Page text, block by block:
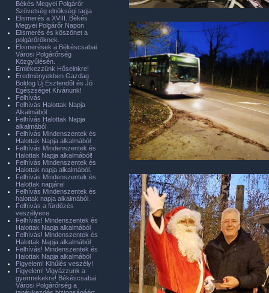
Békés Megyei Polgárőr
Szövetség elnökségi tagja
Elismerés a XVIII. Békés
Megyei Polgárőr Napon
Elismerés és köszönet a
polgárőröknek.
Elismerések a Békéscsabai
Városi Polgárőrség
Közgyűlésén.
Emlékezzünk Hőseinkre!
Eredményekben Gazdag
Boldog Új Esztendőt és Jó
Egészséget Kívánunk!
Felhívás
Felhívás Halottak Napja
Alkalmából
Felhívás Halottak Napja
alkalmából
Felhívás Mindenszentek és
Halottak Napja alkalmából
Felhívás Mindenszentek és
Halottak Napja alkalmából!
Felhívás Mindenszentek és
Halottak napja alkalmából.
Felhívás Mindenszentek és
Halottak napjára!
Felhívás Mindenszentek és
halottak napja alkalmából.
Felhívás a fürdőzés
veszélyeire
Felhívás! Mindenszentek és
Halottak Napja alkalmából
Felhívás! Mindenszentek és
Halottak Napja alkalmából
Felhívás! Mindenszentek és
Halottak Napja alkalmából
Figyelem! Kihűlés veszély!
Figyelem! Vigyázzunk a
gyermekekre! Békéscsabai
Városi Polgárőrség a